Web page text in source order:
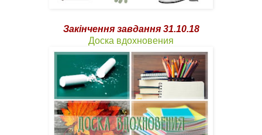
Закінчення завдання 31.10.18
Доска вдохновения